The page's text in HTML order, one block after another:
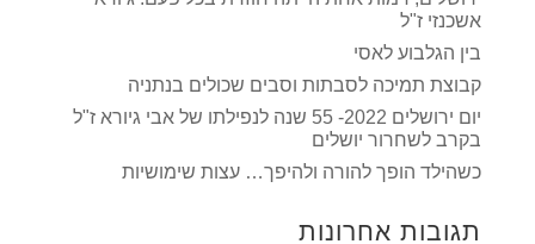
אשכנזי ז"ל
בין הגלבוע לאסי
קבוצת תמיכה לסבתות וסבים שכולים בנתניה
יום ירושלים 2022- 55 שנה לנפילתו של אבי גיורא ז"ל
בקרב לשחרור יושלים
כשהילד הופך להורה ולהיפך… עצות שימושיות
תגובות אחרונות